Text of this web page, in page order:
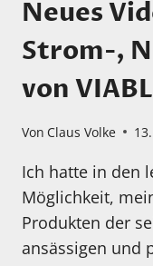
Neues
Strom-,
von
Von Claus Volke
Ich hatte in den
Möglichkeit,
Produkten der
ansässigen und